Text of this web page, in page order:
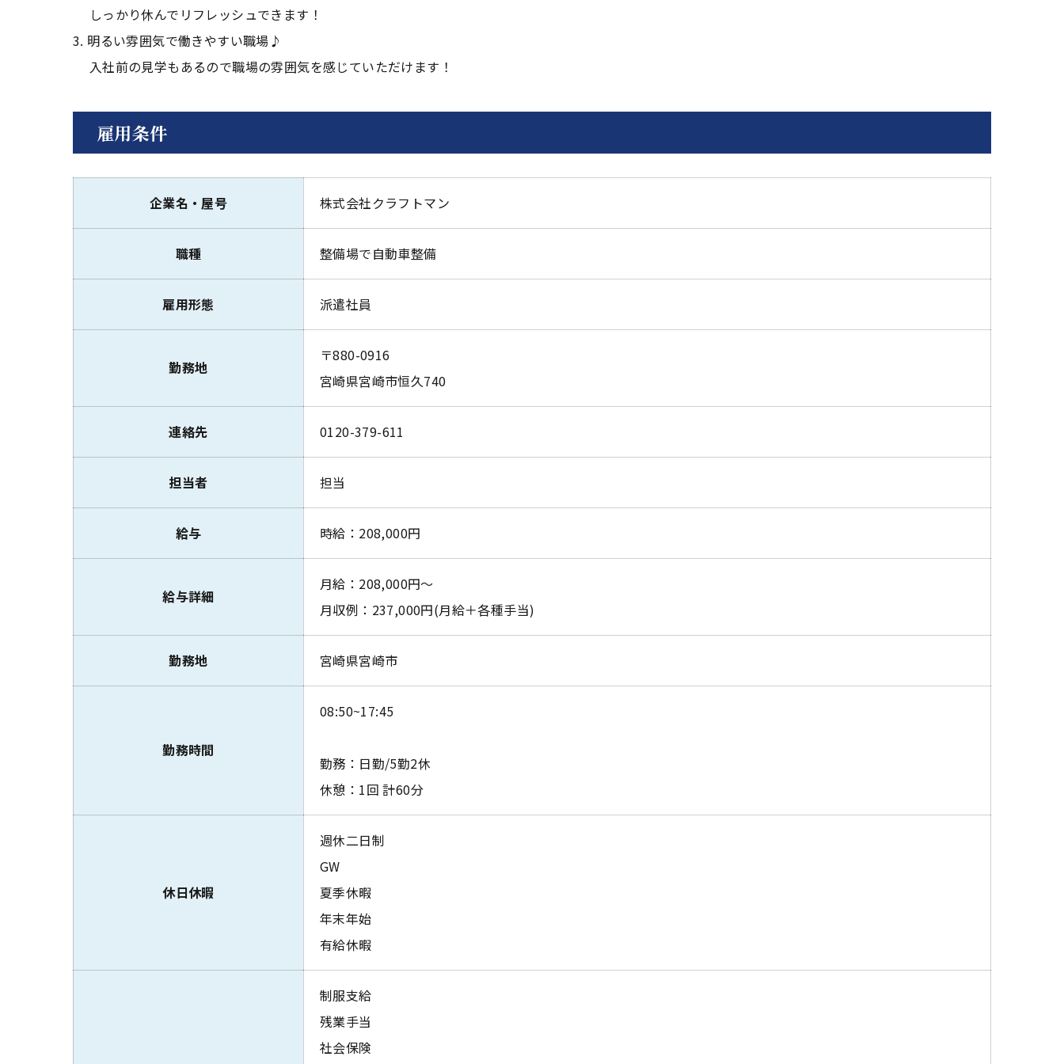
しっかり休んでリフレッシュできます！
3. 明るい雰囲気で働きやすい職場♪
入社前の見学もあるので職場の雰囲気を感じていただけます！
雇用条件
企業名・屋号 株式会社クラフトマン
職種 整備場で自動車整備
雇用形態 派遣社員
勤務地
〒880-0916
宮崎県宮崎市恒久740
連絡先 0120-379-611
担当者 担当
給与 時給：208,000円
給与詳細
月給：208,000円～
月収例：237,000円(月給＋各種手当)
勤務地 宮崎県宮崎市
勤務時間
08:50~17:45
勤務：日勤/5勤2休
休憩：1回 計60分
休日休暇
週休二日制
GW
夏季休暇
年末年始
有給休暇
制服支給
残業手当
社会保険